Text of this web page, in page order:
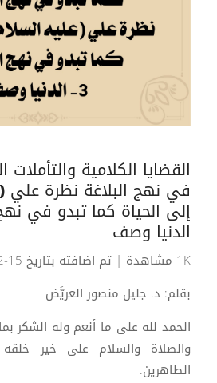
القضايا الكلامية
في نهج البلاغة نظرة علي
الدنيا وصف
1K مشاهدة
| تم اضافته بتاريخ 15-12-2025
بقلم: د. جليل منصور العريَّض
الحمد لله على ما أنعم وله الشكر
والصلاة والسلام على خير
الطاهرين.